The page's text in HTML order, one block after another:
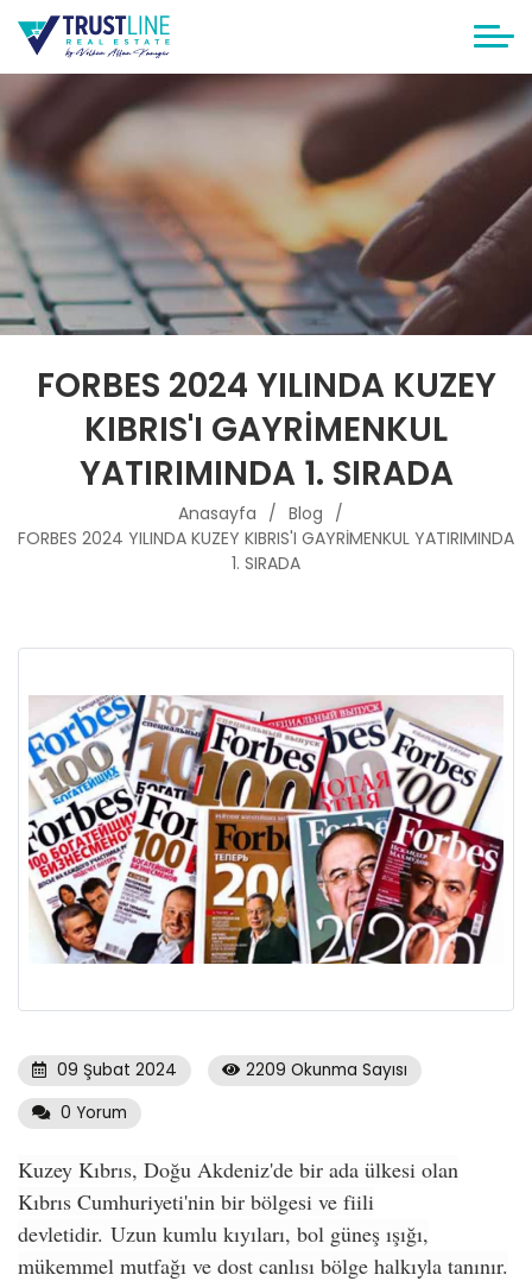
FORBES 2024 YILINDA KUZEY
KIBRIS'I GAYRİMENKUL
YATIRIMINDA 1. SIRADA
Anasayfa
Blog
FORBES 2024 YILINDA KUZEY KIBRIS'I GAYRİMENKUL YATIRIMINDA
1. SIRADA
09 Şubat 2024
2209 Okunma Sayısı
0 Yorum
Kuzey Kıbrıs, Doğu Akdeniz'de bir ada ülkesi olan
Kıbrıs Cumhuriyeti'nin bir bölgesi ve fiili
devletidir. Uzun kumlu kıyıları, bol güneş ışığı,
mükemmel mutfağı ve dost canlısı bölge halkıyla tanınır.